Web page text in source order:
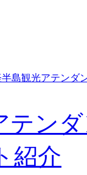
テン
紹介